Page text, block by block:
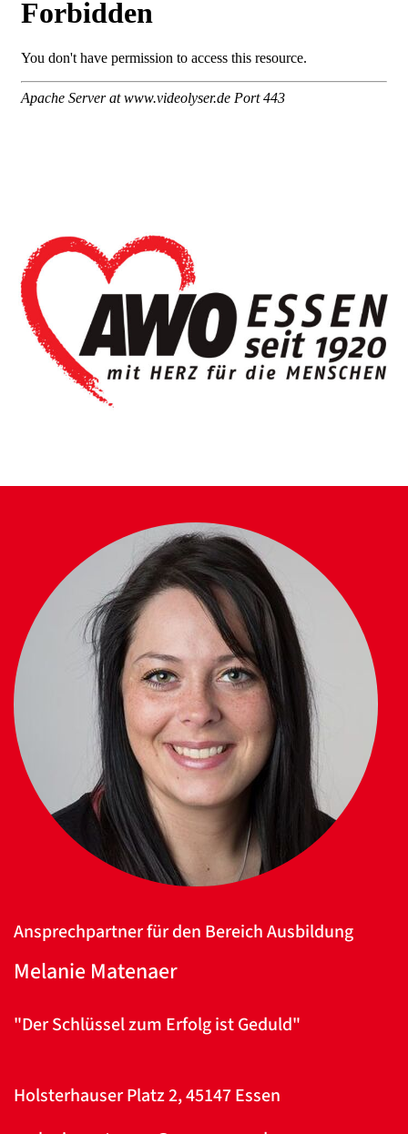
Ansprechpartner für den Bereich Ausbildung
Melanie Matenaer
"Der Schlüssel zum Erfolg ist Geduld"
Holsterhauser Platz 2, 45147 Essen